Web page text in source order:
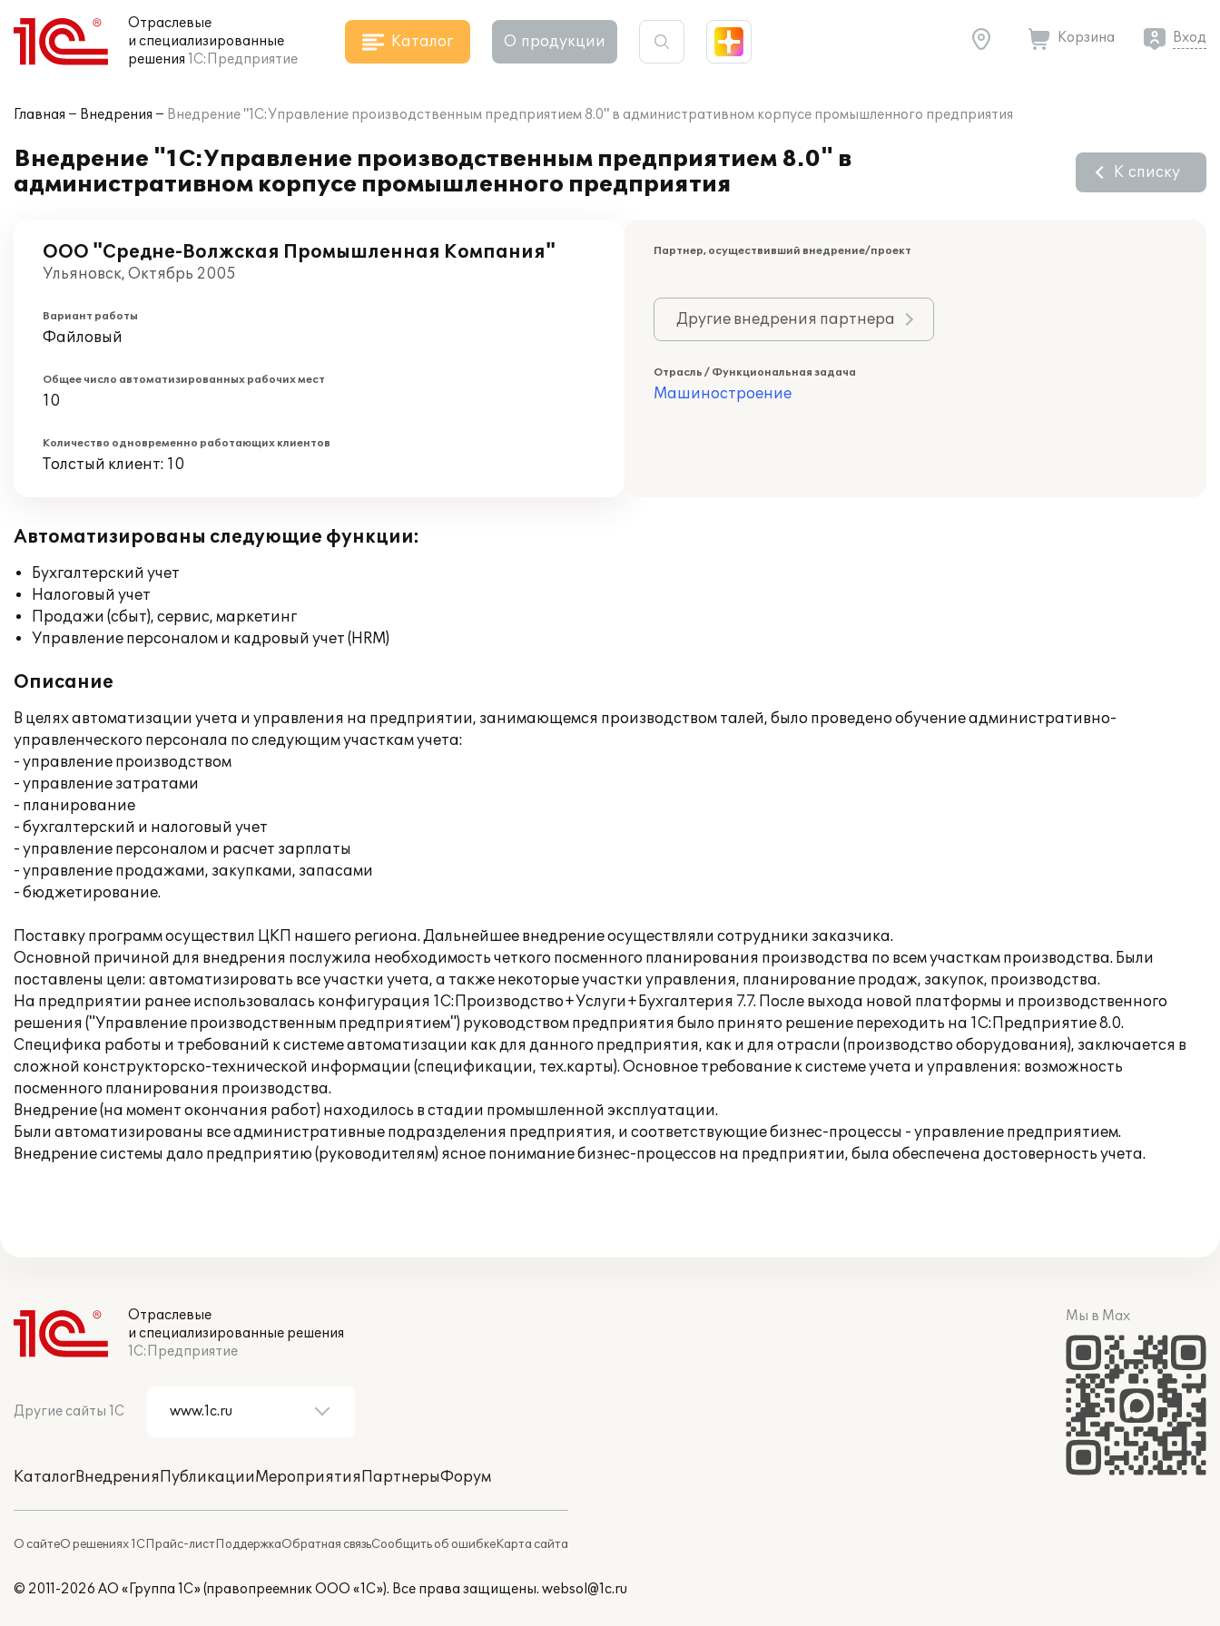
Отраслевые
и специализированные
решения 1С:Предприятие
Каталог О продукции Корзина Вход
Главная Внедрения Внедрение "1С:Управление производственным предприятием 8.0" в административном корпусе промышленного предприятия
Внедрение "1С:Управление производственным предприятием 8.0" в
административном корпусе промышленного предприятия
К списку
ООО "Средне-Волжская Промышленная Компания"
Ульяновск, Октябрь 2005
Вариант работы
Файловый
Общее число автоматизированных рабочих мест
10
Количество одновременно работающих клиентов
Толстый клиент: 10
Партнер, осуществивший внедрение/проект
Другие внедрения партнера
Отрасль / Функциональная задача
Машиностроение
Автоматизированы следующие функции:
Бухгалтерский учет
Налоговый учет
Продажи (сбыт), сервис, маркетинг
Управление персоналом и кадровый учет (HRM)
Описание
В целях автоматизации учета и управления на предприятии, занимающемся производством талей, было проведено обучение административно-
управленческого персонала по следующим участкам учета:
- управление производством
- управление затратами
- планирование
- бухгалтерский и налоговый учет
- управление персоналом и расчет зарплаты
- управление продажами, закупками, запасами
- бюджетирование.
Поставку программ осуществил ЦКП нашего региона. Дальнейшее внедрение осуществляли сотрудники заказчика.
Основной причиной для внедрения послужила необходимость четкого посменного планирования производства по всем участкам производства. Были
поставлены цели: автоматизировать все участки учета, а также некоторые участки управления, планирование продаж, закупок, производства.
На предприятии ранее использовалась конфигурация 1С:Производство+Услуги+Бухгалтерия 7.7. После выхода новой платформы и производственного
решения ("Управление производственным предприятием") руководством предприятия было принято решение переходить на 1С:Предприятие 8.0.
Специфика работы и требований к системе автоматизации как для данного предприятия, как и для отрасли (производство оборудования), заключается в
сложной конструкторско-технической информации (спецификации, тех.карты). Основное требование к системе учета и управления: возможность
посменного планирования производства.
Внедрение (на момент окончания работ) находилось в стадии промышленной эксплуатации.
Были автоматизированы все административные подразделения предприятия, и соответствующие бизнес-процессы - управление предприятием.
Внедрение системы дало предприятию (руководителям) ясное понимание бизнес-процессов на предприятии, была обеспечена достоверность учета.
Отраслевые
и специализированные решения
1С:Предприятие
Другие сайты 1С
КаталогВнедренияПубликацииМероприятияПартнерыФорум
О сайтеО решениях 1СПрайс-листПоддержкаОбратная связьСообщить об ошибкеКарта сайта
Мы в Max
© 2011-2026 АО «Группа 1С» (правопреемник ООО «1С»). Все права защищены. websol@1c.ru